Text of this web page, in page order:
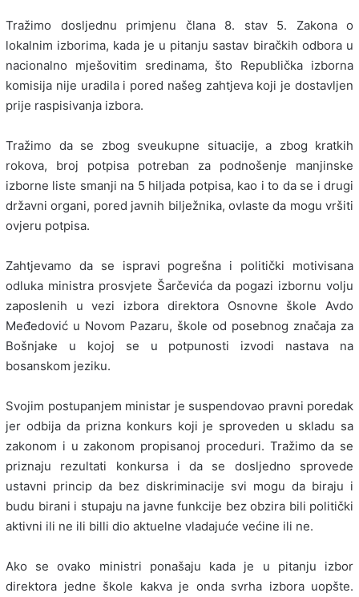
Tražimo dosljednu primjenu člana 8. stav 5. Zakona o
lokalnim izborima, kada je u pitanju sastav biračkih odbora u
nacionalno mješovitim sredinama, što Republička izborna
komisija nije uradila i pored našeg zahtjeva koji je dostavljen
prije raspisivanja izbora.
Tražimo da se zbog sveukupne situacije, a zbog kratkih
rokova, broj potpisa potreban za podnošenje manjinske
izborne liste smanji na 5 hiljada potpisa, kao i to da se i drugi
državni organi, pored javnih bilježnika, ovlaste da mogu vršiti
ovjeru potpisa.
Zahtjevamo da se ispravi pogrešna i politički motivisana
odluka ministra prosvjete Šarčevića da pogazi izbornu volju
zaposlenih u vezi izbora direktora Osnovne škole Avdo
Međedović u Novom Pazaru, škole od posebnog značaja za
Bošnjake u kojoj se u potpunosti izvodi nastava na
bosanskom jeziku.
Svojim postupanjem ministar je suspendovao pravni poredak
jer odbija da prizna konkurs koji je sproveden u skladu sa
zakonom i u zakonom propisanoj proceduri. Tražimo da se
priznaju rezultati konkursa i da se dosljedno sprovede
ustavni princip da bez diskriminacije svi mogu da biraju i
budu birani i stupaju na javne funkcije bez obzira bili politički
aktivni ili ne ili billi dio aktuelne vladajuće većine ili ne.
Ako se ovako ministri ponašaju kada je u pitanju izbor
direktora jedne škole kakva je onda svrha izbora uopšte.